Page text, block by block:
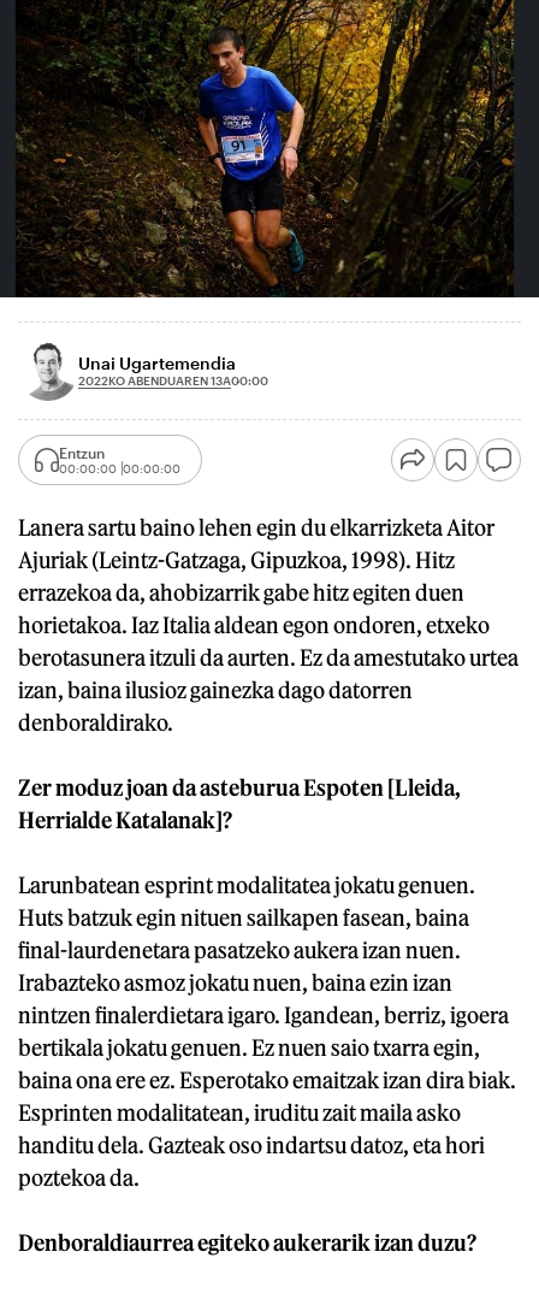
Unai Ugartemendia
2022KO ABENDUAREN 13A00:00
Entzun
00:00:00 00:00:00
Lanera sartu baino lehen egin du elkarrizketa Aitor
Ajuriak (Leintz-Gatzaga, Gipuzkoa, 1998). Hitz
errazekoa da, ahobizarrik gabe hitz egiten duen
horietakoa. Iaz Italia aldean egon ondoren, etxeko
berotasunera itzuli da aurten. Ez da amestutako urtea
izan, baina ilusioz gainezka dago datorren
denboraldirako.
Zer moduz joan da asteburua Espoten [Lleida,
Herrialde Katalanak]?
Larunbatean esprint modalitatea jokatu genuen.
Huts batzuk egin nituen sailkapen fasean, baina
final-laurdenetara pasatzeko aukera izan nuen.
Irabazteko asmoz jokatu nuen, baina ezin izan
nintzen finalerdietara igaro. Igandean, berriz, igoera
bertikala jokatu genuen. Ez nuen saio txarra egin,
baina ona ere ez. Esperotako emaitzak izan dira biak.
Esprinten modalitatean, iruditu zait maila asko
handitu dela. Gazteak oso indartsu datoz, eta hori
poztekoa da.
Denboraldiaurrea egiteko aukerarik izan duzu?